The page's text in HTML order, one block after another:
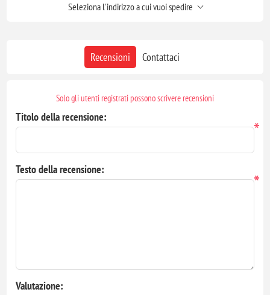
Seleziona l'indirizzo a cui vuoi spedire
Recensioni Contattaci
Solo gli utenti registrati possono scrivere recensioni
Titolo della recensione:
*
Testo della recensione:
*
Valutazione: